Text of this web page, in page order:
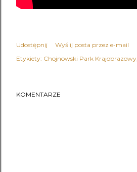
Udostępnij
Wyślij posta przez e-mail
Etykiety: Chojnowski Park Krajobrazowy
KOMENTARZE